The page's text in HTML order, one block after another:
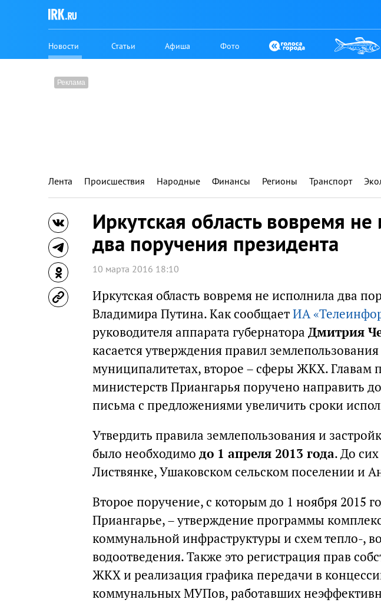
Новости Статьи Афиша Фото
Лента Происшествия Народные Финансы Регионы Транспорт
Иркутская область вовремя не
два поручения президента
10 марта 2016 18:10
Иркутская область вовремя не исполнила два
Владимира Путина. Как сообщаетИА
руководителя аппарата губернатора Дмитрия
касается утверждения правил
муниципалитетах, второе – сферы ЖКХ. Главам
министерств Приангарья поручено направить
письма с предложениями увеличить сроки
Утвердить правила землепользования и
было необходимо до 1 апреля 2013 года. До
Листвянке, Ушаковском сельском поселении и
Второе поручение, с которым до 1 ноября 2015
Приангарье, – утверждение программы
коммунальной инфраструктуры и схем тепло-,
водоотведения. Также это регистрация прав
ЖКХ и реализация графика передачи в
коммунальных МУПов, работавших